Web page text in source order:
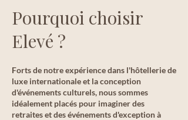
Pourquoi choisir
Elevé ?
Forts de notre expérience dans l'hôtellerie de
luxe internationale et la conception
d'événements culturels, nous sommes
idéalement placés pour imaginer des
retraites et des événements d'exception à